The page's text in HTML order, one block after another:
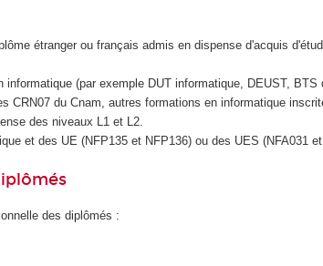
étranger ou français admis en dispense d'acquis
informatique (par exemple DUT informatique, DEUST,
CRN07 du Cnam, autres formations en informatique
des niveaux L1 et L2.
et des UE (NFP135 et NFP136) ou des UES (NFA031 et
des diplômés :